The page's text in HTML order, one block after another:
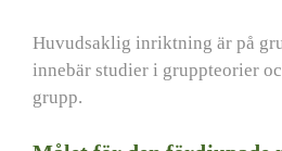
Huvudsaklig inriktning är på
innebär studier i gruppteorier
grupp.